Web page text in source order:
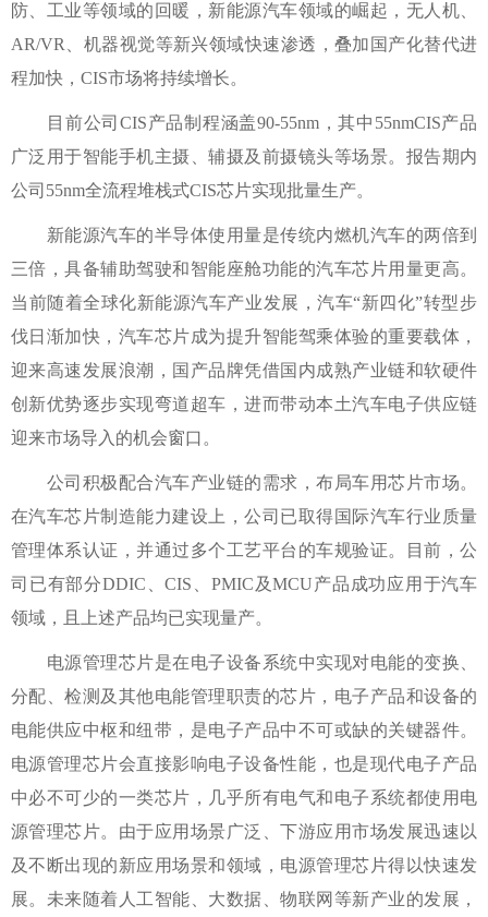
防、工业等领域的回暖，新能源汽车领域的崛起，无人机、
AR/VR、机器视觉等新兴领域快速渗透，叠加国产化替代进
程加快，CIS市场将持续增长。
目前公司CIS产品制程涵盖90-55nm，其中55nmCIS产品
广泛用于智能手机主摄、辅摄及前摄镜头等场景。报告期内
公司55nm全流程堆栈式CIS芯片实现批量生产。
新能源汽车的半导体使用量是传统内燃机汽车的两倍到
三倍，具备辅助驾驶和智能座舱功能的汽车芯片用量更高。
当前随着全球化新能源汽车产业发展，汽车“新四化”转型步
伐日渐加快，汽车芯片成为提升智能驾乘体验的重要载体，
迎来高速发展浪潮，国产品牌凭借国内成熟产业链和软硬件
创新优势逐步实现弯道超车，进而带动本土汽车电子供应链
迎来市场导入的机会窗口。
公司积极配合汽车产业链的需求，布局车用芯片市场。
在汽车芯片制造能力建设上，公司已取得国际汽车行业质量
管理体系认证，并通过多个工艺平台的车规验证。目前，公
司已有部分DDIC、CIS、PMIC及MCU产品成功应用于汽车
领域，且上述产品均已实现量产。
电源管理芯片是在电子设备系统中实现对电能的变换、
分配、检测及其他电能管理职责的芯片，电子产品和设备的
电能供应中枢和纽带，是电子产品中不可或缺的关键器件。
电源管理芯片会直接影响电子设备性能，也是现代电子产品
中必不可少的一类芯片，几乎所有电气和电子系统都使用电
源管理芯片。由于应用场景广泛、下游应用市场发展迅速以
及不断出现的新应用场景和领域，电源管理芯片得以快速发
展。未来随着人工智能、大数据、物联网等新产业的发展，